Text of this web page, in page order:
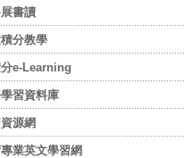
書讀
分教學
e-Learning
習資料庫
源網
業英文學習網